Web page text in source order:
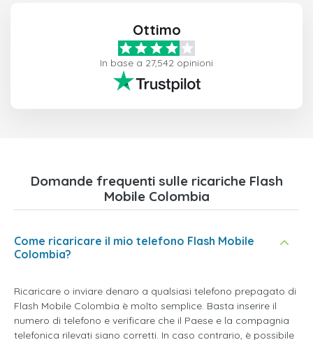
Ottimo
In base a 27,542 opinioni
Domande frequenti sulle ricariche Flash
Mobile Colombia
Come ricaricare il mio telefono Flash Mobile
Colombia?
Ricaricare o inviare denaro a qualsiasi telefono prepagato di
Flash Mobile Colombia è molto semplice. Basta inserire il
numero di telefono e verificare che il Paese e la compagnia
telefonica rilevati siano corretti. In caso contrario, è possibile